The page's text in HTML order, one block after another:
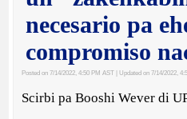
necesario pa
compromiso
Posted on 7/14/2022, 4:50 PM AST | Updated on 7/14/2022,
Scirbi pa Booshi Wever di